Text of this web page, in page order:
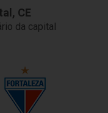
CE
da capital